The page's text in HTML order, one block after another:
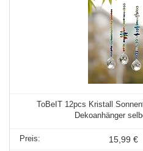
ToBeIT 12pcs Kristall
Dekoanhänger
15,99 €